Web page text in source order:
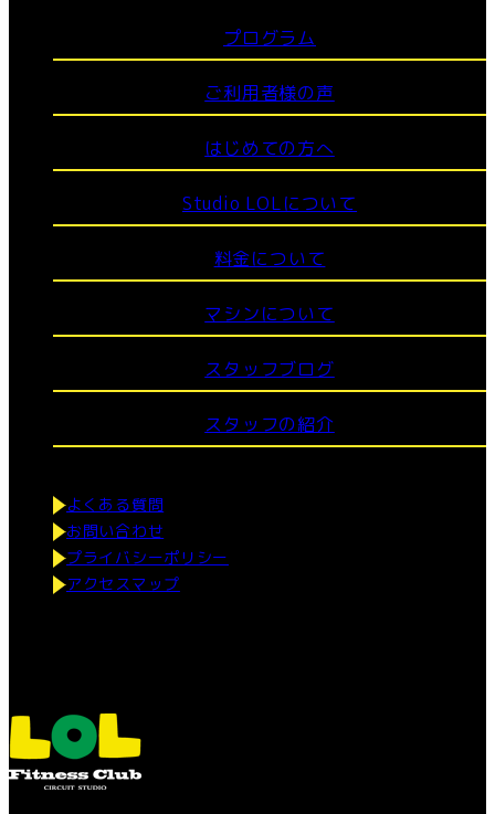
プログラム
ご利用者様の声
はじめての方へ
Studio LOLについて
料金について
マシンについて
スタッフブログ
スタッフの紹介
よくある質問
お問い合わせ
プライバシーポリシー
アクセスマップ